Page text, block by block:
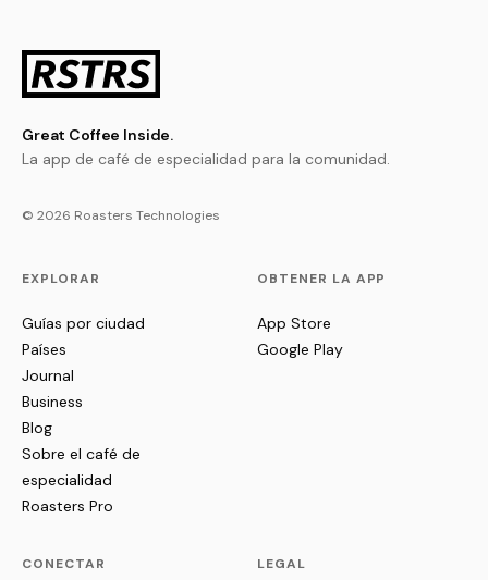
Great Coffee Inside.
La app de café de especialidad para la comunidad.
© 2026 Roasters Technologies
EXPLORAR
Guías por ciudad
Países
Journal
Business
Blog
Sobre el café de
especialidad
Roasters Pro
OBTENER LA APP
App Store
Google Play
CONECTAR LEGAL